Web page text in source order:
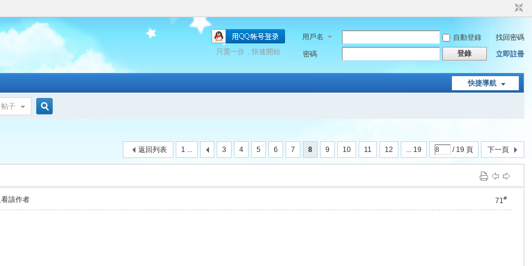
用戶名 自動登錄
找回密碼
密碼
登錄 立即註冊
只需一步，快速開始
快捷導航
帖子
1 ... 3 4 5 6 7 8 9 10 11 12 ... 19 / 19 頁 下一頁
返回列表
71#
看該作者